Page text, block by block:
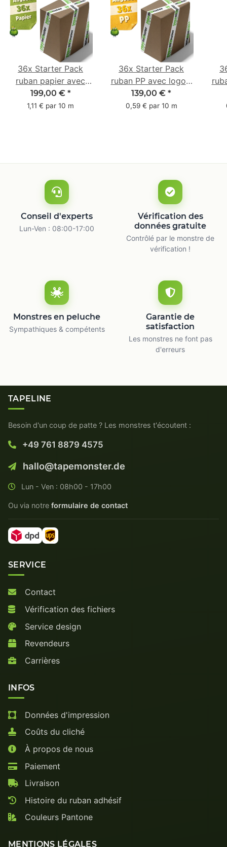
36x Starter Pack
ruban papier avec
logo - 1 couleur - 50
mm x 50 m -
199,00 € *
1,11 € par 10 m
36x Starter Pack
ruban PP avec logo -
1 couleur - 48 mm x
66 m
139,00 € *
0,59 € par 10 m
Conseil d'experts
Lun-Ven : 08:00-17:00
Vérification des
données gratuite
Contrôlé par le monstre de
vérification !
Monstres en peluche
Sympathiques & compétents
Garantie de
satisfaction
Les monstres ne font pas
d'erreurs
TAPELINE
Besoin d'un coup de patte ? Les monstres t'écoutent :
+49 761 8879 4575
hallo@tapemonster.de
Lun - Ven : 08h00 - 17h00
Ou via notre formulaire de contact
SERVICE
Contact
Vérification des fichiers
Service design
Revendeurs
Carrières
INFOS
Données d'impression
Coûts du cliché
À propos de nous
Paiement
Livraison
Histoire du ruban adhésif
Couleurs Pantone
MENTIONS LÉGALES